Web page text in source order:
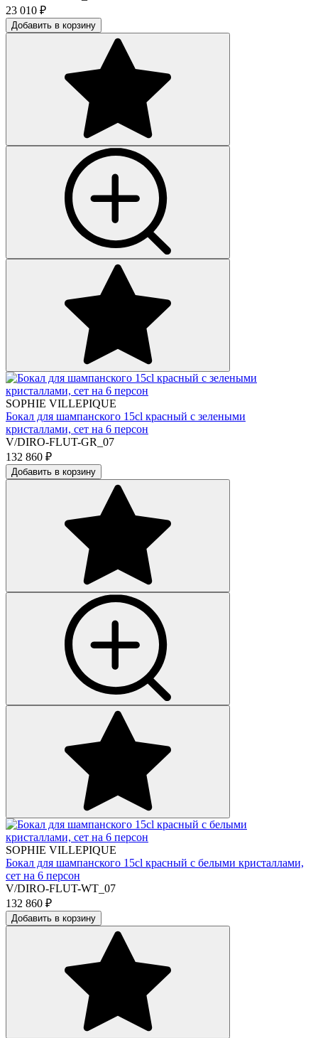
23 010 ₽
Добавить в корзину
SOPHIE VILLEPIQUE
Бокал для шампанского 15cl красный с зелеными
кристаллами, сет на 6 персон
V/DIRO-FLUT-GR_07
132 860 ₽
Добавить в корзину
SOPHIE VILLEPIQUE
Бокал для шампанского 15cl красный с белыми кристаллами,
сет на 6 персон
V/DIRO-FLUT-WT_07
132 860 ₽
Добавить в корзину